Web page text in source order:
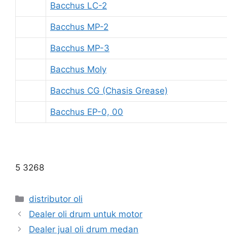
Bacchus LC-2
Bacchus MP-2
Bacchus MP-3
Bacchus Moly
Bacchus CG (Chasis Grease)
Bacchus EP-0, 00
5 3268
distributor oli
Dealer oli drum untuk motor
Dealer jual oli drum medan